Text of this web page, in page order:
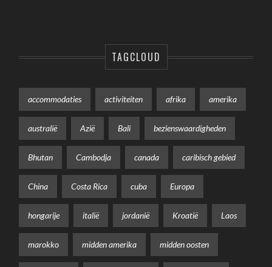
TAGCLOUD
accommodaties activiteiten afrika amerika
australië Azië Bali bezienswaardigheden
Bhutan Cambodja canada caribisch gebied
China Costa Rica cuba Europa
hongarije italië jordanië Kroatië Laos
marokko midden amerika midden oosten